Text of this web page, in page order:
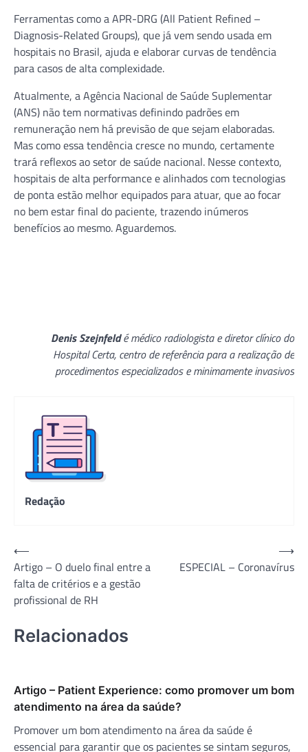
Ferramentas como a APR-DRG (All Patient Refined –
Diagnosis-Related Groups), que já vem sendo usada em
hospitais no Brasil, ajuda e elaborar curvas de tendência
para casos de alta complexidade.
Atualmente, a Agência Nacional de Saúde Suplementar
(ANS) não tem normativas definindo padrões em
remuneração nem há previsão de que sejam elaboradas.
Mas como essa tendência cresce no mundo, certamente
trará reflexos ao setor de saúde nacional. Nesse contexto,
hospitais de alta performance e alinhados com tecnologias
de ponta estão melhor equipados para atuar, que ao focar
no bem estar final do paciente, trazendo inúmeros
benefícios ao mesmo. Aguardemos.
Denis Szejnfeldé médico radiologista e diretor clínico do
Hospital Certa, centro de referência para a realização de
procedimentos especializados e minimamente invasivos
Redação
Navegação
de
Post
⟵
Artigo – O duelo final entre a
falta de critérios e a gestão
profissional de RH
ESPECIAL – Coronavírus
⟶
Relacionados
Artigo – Patient Experience: como promover um bom
atendimento na área da saúde?
Promover um bom atendimento na área da saúde é
essencial para garantir que os pacientes se sintam seguros,